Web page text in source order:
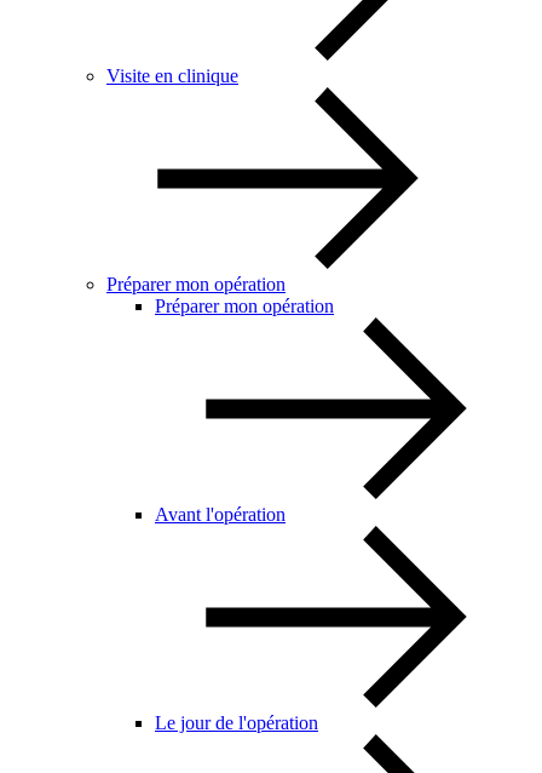
Visite en clinique
Préparer mon opération
Préparer mon opération
Avant l'opération
Le jour de l'opération